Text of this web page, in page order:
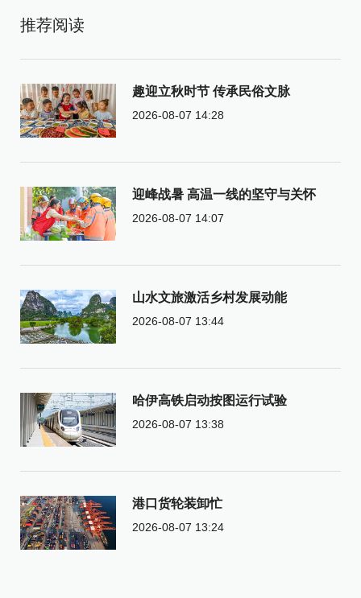
推荐阅读
趣迎立秋时节 传承民俗文脉
2026-08-07 14:28
迎峰战暑 高温一线的坚守与关怀
2026-08-07 14:07
山水文旅激活乡村发展动能
2026-08-07 13:44
哈伊高铁启动按图运行试验
2026-08-07 13:38
港口货轮装卸忙
2026-08-07 13:24